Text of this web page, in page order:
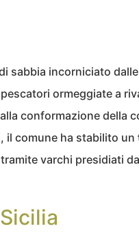
sabbia incorniciato
ormeggiate a
conformazione della
il comune ha stabilito un
varchi presidiati